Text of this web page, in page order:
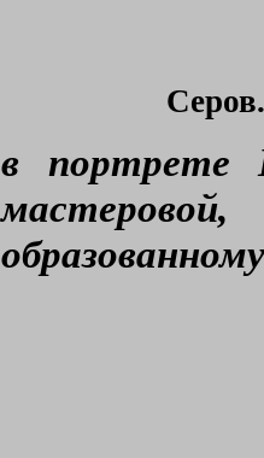
в портрете